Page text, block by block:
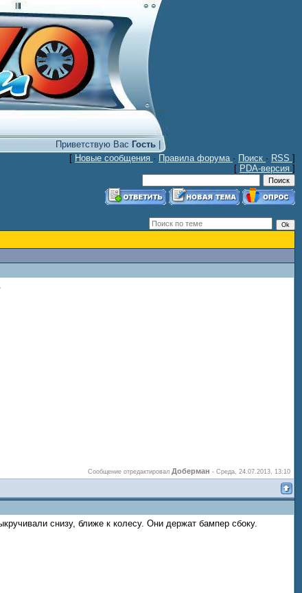
Приветствую Вас Гость|
[ Новые сообщения · Правила форума · Поиск · RSS ]
[ PDA-версия ]
Сообщение отредактировал Доберман - Среда, 24.07.2013, 13:10
снизу, ближе к колесу. Они держат бампер сбоку.